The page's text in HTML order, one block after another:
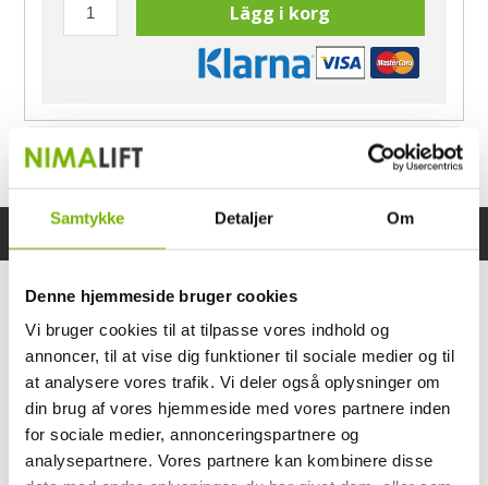
Samtykke Detaljer Om
Denne hjemmeside bruger cookies
Vi bruger cookies til at tilpasse vores indhold og
annoncer, til at vise dig funktioner til sociale medier og til
at analysere vores trafik. Vi deler også oplysninger om
din brug af vores hjemmeside med vores partnere inden
for sociale medier, annonceringspartnere og
analysepartnere. Vores partnere kan kombinere disse
Lägg i korg
Ring Morten